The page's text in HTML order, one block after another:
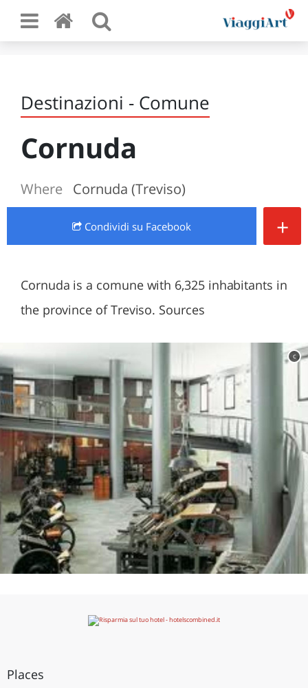
Destinazioni - Comune
Cornuda
Where Cornuda (Treviso)
Condividi su Facebook +
Cornuda is a comune with 6,325 inhabitants in
the province of Treviso. Sources
c
Places